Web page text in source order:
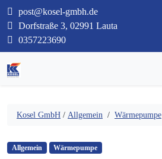
post@kosel-gmbh.de
Dorfstraße 3, 02991 Lauta
0357223690
Kosel GmbH / Allgemein / Wärmepumpe
Allgemein Wärmepumpe